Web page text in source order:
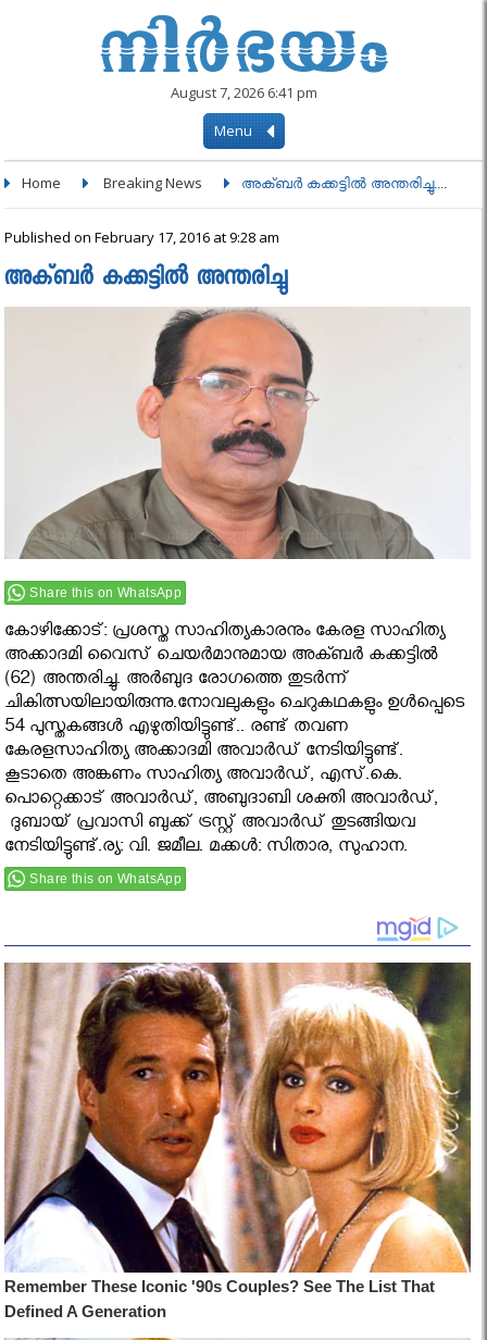
August 7, 2026 6:41 pm
Menu
Home Breaking News അക്ബർ കക്കട്ടിൽ അന്തരിച്ചു....
Published on February 17, 2016 at 9:28 am
അക്ബർ കക്കട്ടിൽ അന്തരിച്ചു
Share this on WhatsApp
കോഴിക്കോട്: പ്രശസ്ത സാഹിത്യകാരനും കേരള സാഹിത്യ
അക്കാദമി വൈസ് ചെയർമാനുമായ അക്ബർ കക്കട്ടിൽ
(62) അന്തരിച്ചു. അർബുദ രോഗത്തെ തുടർന്ന്
ചികിത്സയിലായിരുന്നു.നോവലുകളും ചെറുകഥകളും ഉള്‍പ്പെടെ
54 പുസ്തകങ്ങള്‍ എഴുതിയിട്ടുണ്ട്.. രണ്ട് തവണ
കേരളസാഹിത്യ അക്കാദമി അവാർ‍ഡ് നേടിയിട്ടുണ്ട്.
കൂടാതെ അങ്കണം സാഹിത്യ അവാർഡ്, എസ്.കെ.
പൊറ്റെക്കാട് അവാർഡ്, അബുദാബി ശക്തി അവാർഡ്,
ദുബായ് പ്രവാസി ബുക്ക് ട്രസ്റ്റ് അവാർഡ് തുടങ്ങിയവ
നേടിയിട്ടുണ്ട്.ര്യ: വി. ജമീല. മക്കള്‍: സിതാര, സുഹാന.
Share this on WhatsApp